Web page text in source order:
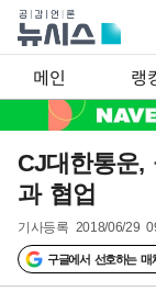
메인 랭
CJ대한통운
과 협업
기사등록 2018/06/29
구글에서 선호하는 매